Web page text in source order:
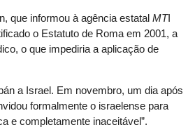
que informou à agência estatal MTI
o Estatuto de Roma em 2001, a
o que impediria a aplicação de
a Israel. Em novembro, um dia após
formalmente o israelense para
e completamente inaceitável”.